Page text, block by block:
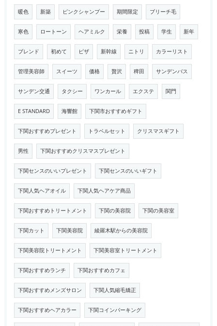
暖色 新築 ピンクシャンプー 期間限定 ブリーチ毛
寒色 ロートーン ヘアミルク 栄養 投稿 学生 新年
ブレンド 初めて ピザ 新幹線 ニトリ カラーリスト
管理美容師 スイーツ 価格 贅沢 稗田 サンデンバス
サンデン交通 タクシー ワンカール エクステ 関門
E STANDARD 海響館 下関市おすすめギフト
下関おすすめプレゼント トラベルセット クリスマスギフト
男性 下関おすすめクリスマスプレゼント
下関センスのいいプレゼント 下関センスのいいギフト
下関人気ヘアオイル 下関人気ヘアケア商品
下関おすすめトリートメント 下関の美容院 下関の美容室
下関カット 下関美容院 綾羅木駅からの美容院
下関美容院トリートメント 下関美容室トリートメント
下関おすすめランチ 下関おすすめカフェ
下関おすすめメンズサロン 下関人気縮毛矯正
下関おすすめヘアカラー 下関コインパーキング